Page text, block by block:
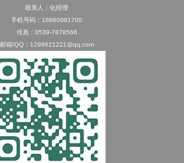
联系人：化经理
手机号码：18660981700
传真：0539-7878566
邮箱/QQ：1299821221@qq.com